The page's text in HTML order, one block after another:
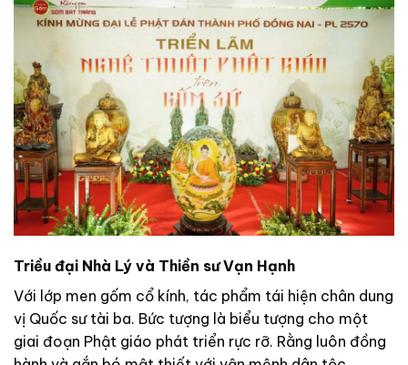
Triều đại Nhà Lý và Thiền sư Vạn Hạnh
Với lớp men gốm cổ kính, tác phẩm tái hiện chân dung
vị Quốc sư tài ba. Bức tượng là biểu tượng cho một
giai đoạn Phật giáo phát triển rực rỡ. Rằng luôn đồng